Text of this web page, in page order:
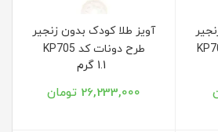
آویز طلا کودک بدون زنجیر
طرح دونات کد KP705
26,233,000 تومان